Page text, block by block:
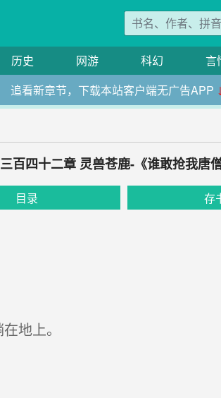
历史 网游 科幻 言
追看新章节，下载本站客户端无广告APP
百四十二章 灵兽苍鹿-《谁敢抢我唐
目录 存
地上。